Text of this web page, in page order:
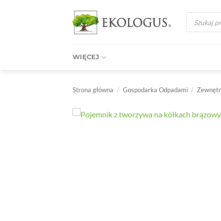
produktów
WIĘCEJ
Strona główna / Gospodarka Odpadami /